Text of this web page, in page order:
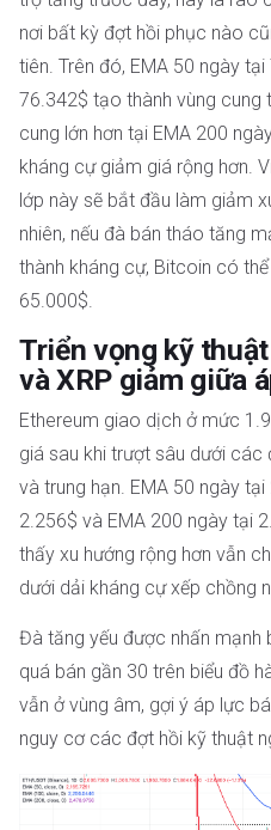
nơi bất kỳ đợt hồi phục nào
tiên. Trên đó, EMA 50 ngày
76.342$ tạo thành vùng cung
cung lớn hơn tại EMA 200
kháng cự giảm giá rộng hơn.
lớp này sẽ bắt đầu làm giảm
nhiên, nếu đà bán tháo tăng
thành kháng cự, Bitcoin có
65.000$.
Triển vọng kỹ
và XRP giảm giữa
Ethereum giao dịch ở mức
giá sau khi trượt sâu dưới các
và trung hạn. EMA 50 ngày
2.256$ và EMA 200 ngày tại
thấy xu hướng rộng hơn vẫn
dưới dải kháng cự xếp chồng
Đà tăng yếu được nhấn mạnh
quá bán gần 30 trên biểu đồ
vẫn ở vùng âm, gợi ý áp lực
nguy cơ các đợt hồi kỹ thuật